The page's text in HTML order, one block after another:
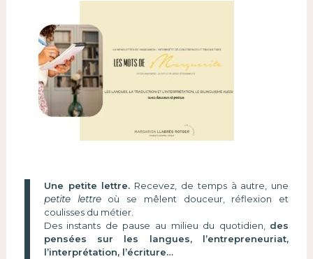
Une petite lettre. Recevez, de temps à autre, une
petite lettreoù se mêlent douceur, réflexion et
coulisses du métier.
Des instants de pause au milieu du quotidien, des
pensées sur les langues, l’entrepreneuriat,
l’interprétation, l’écriture…